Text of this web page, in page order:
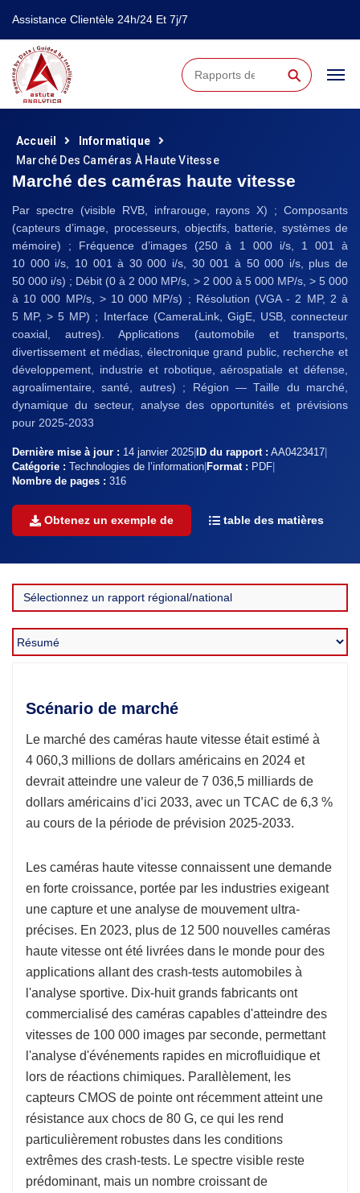
Assistance Clientèle 24h/24 Et 7j/7
⚲
Accueil
Informatique
Marché Des Caméras À Haute Vitesse
Marché des caméras haute vitesse
Par spectre (visible RVB, infrarouge, rayons X) ; Composants
(capteurs d’image, processeurs, objectifs, batterie, systèmes de
mémoire) ; Fréquence d’images (250 à 1 000 i/s, 1 001 à
10 000 i/s, 10 001 à 30 000 i/s, 30 001 à 50 000 i/s, plus de
50 000 i/s) ; Débit (0 à 2 000 MP/s, > 2 000 à 5 000 MP/s, > 5 000
à 10 000 MP/s, > 10 000 MP/s) ; Résolution (VGA - 2 MP, 2 à
5 MP, > 5 MP) ; Interface (CameraLink, GigE, USB, connecteur
coaxial, autres). Applications (automobile et transports,
divertissement et médias, électronique grand public, recherche et
développement, industrie et robotique, aérospatiale et défense,
agroalimentaire, santé, autres) ; Région — Taille du marché,
dynamique du secteur, analyse des opportunités et prévisions
pour 2025-2033
Dernière mise à jour : 14 janvier 2025 ID du rapport : AA0423417
Catégorie : Technologies de l’information Format : PDF
Nombre de pages : 316
Obtenez un exemple de table des matières
Scénario de marché
Le marché des caméras haute vitesse était estimé à
4 060,3 millions de dollars américains en 2024 et
devrait atteindre une valeur de 7 036,5 milliards de
dollars américains d’ici 2033, avec un TCAC de 6,3 %
au cours de la période de prévision 2025-2033.
Les caméras haute vitesse connaissent une demande
en forte croissance, portée par les industries exigeant
une capture et une analyse de mouvement ultra-
précises. En 2023, plus de 12 500 nouvelles caméras
haute vitesse ont été livrées dans le monde pour des
applications allant des crash-tests automobiles à
l'analyse sportive. Dix-huit grands fabricants ont
commercialisé des caméras capables d'atteindre des
vitesses de 100 000 images par seconde, permettant
l'analyse d'événements rapides en microfluidique et
lors de réactions chimiques. Parallèlement, les
capteurs CMOS de pointe ont récemment atteint une
résistance aux chocs de 80 G, ce qui les rend
particulièrement robustes dans les conditions
extrêmes des crash-tests. Le spectre visible reste
prédominant, mais un nombre croissant de